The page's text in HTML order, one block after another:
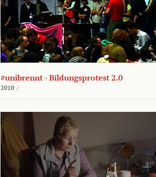
#unibrennt - Bildungsprotest 2.0
2010 /